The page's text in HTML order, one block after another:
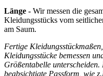
Länge - Wir messen die
Kleidungsstücks vom
am Saum.
Fertige
Kleidungsstücke bemessen
Größentabelle
beabsichtigte Passform, wie